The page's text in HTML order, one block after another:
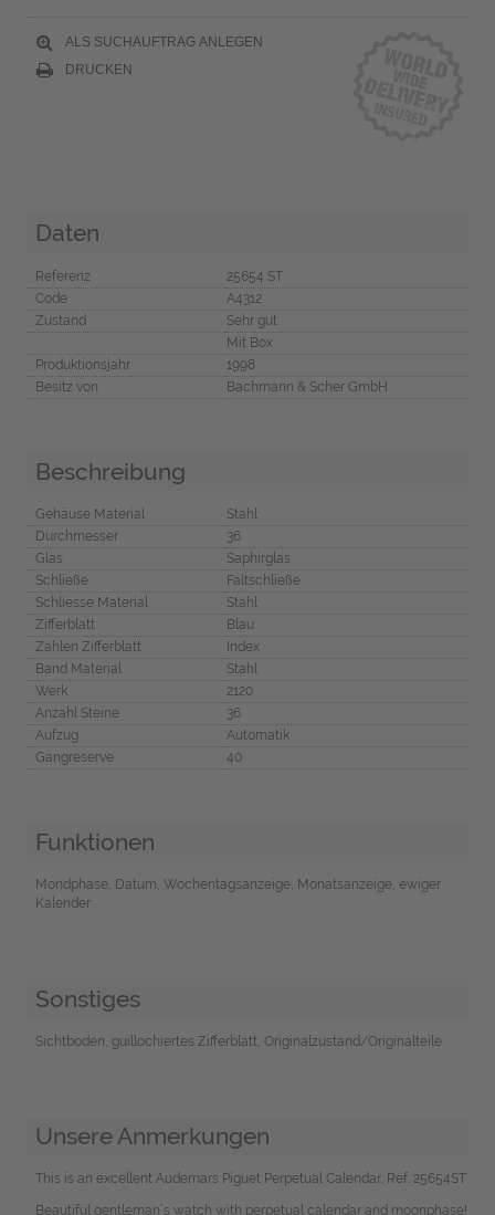
ALS SUCHAUFTRAG ANLEGEN
DRUCKEN
Daten
Referenz
25654 ST
Code
A4312
Zustand
Sehr gut
Mit Box
Produktionsjahr
1998
Besitz von
Bachmann & Scher GmbH
Beschreibung
Gehäuse Material
Stahl
Durchmesser
36
Glas
Saphirglas
Schließe
Faltschließe
Schliesse Material
Stahl
Zifferblatt
Blau
Zahlen Zifferblatt
Index
Band Material
Stahl
Werk
2120
Anzahl Steine
36
Aufzug
Automatik
Gangreserve
40
Funktionen
Mondphase, Datum, Wochentagsanzeige, Monatsanzeige, ewiger
Kalender
Sonstiges
Sichtboden, guillochiertes Zifferblatt, Originalzustand/Originalteile
Unsere Anmerkungen
This is an excellent Audemars Piguet Perpetual Calendar, Ref. 25654ST
Beautiful gentleman´s watch with perpetual calendar and moonphase!